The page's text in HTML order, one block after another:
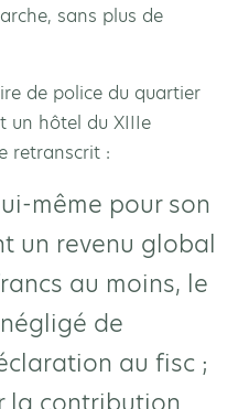
sans plus de
de police du quartier
un hôtel du XIIIe
retranscrit :
même pour son
un revenu global
au moins, le
de
au fisc ;